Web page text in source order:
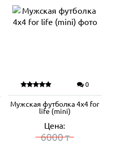
0
Мужская футболка 4х4 for
life (mini)
Цена:
6000₸